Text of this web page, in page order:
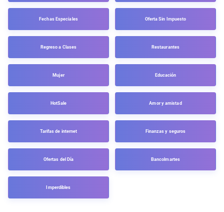
Fechas Especiales Oferta Sin Impuesto
Regreso a Clases Restaurantes
Mujer Educación
HotSale Amor y amistad
Tarifas de internet Finanzas y seguros
Ofertas del Día Bancolmartes
Imperdibles